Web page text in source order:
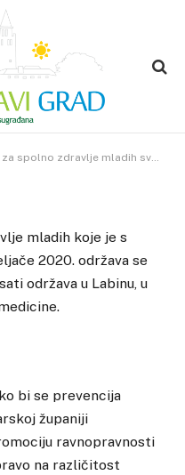
zdravlje mladih svakog ponedjeljka u Labinu
zdravlje
u
mladih koje je s
2020. održava se
održava u Labinu, u
bi se prevencija
županiji
ravnopravnosti
na različitost